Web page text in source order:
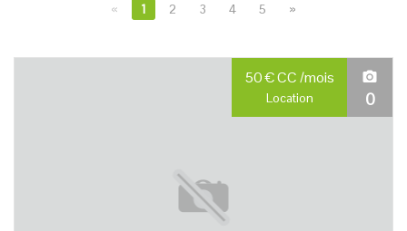
«
1 2 3 4 5 »
50€CC/mois
Location 0